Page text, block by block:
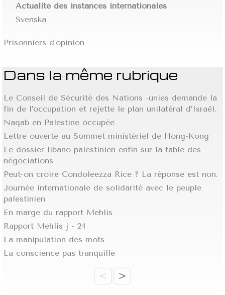
Actualité des instances internationales
Svenska
Prisonniers d’opinion
Dans la même rubrique
Le Conseil de Sécurité des Nations -unies demande la
fin de l’occupation et rejette le plan unilatéral d’Israël.
Naqab en Palestine occupée
Lettre ouverte au Sommet ministériel de Hong-Kong
Le dossier libano-palestinien enfin sur la table des
négociations
Peut-on croire Condoleezza Rice ? La réponse est non.
Journée internationale de solidarité avec le peuple
palestinien
En marge du rapport Mehlis
Rapport Mehlis j - 24
La manipulation des mots
La conscience pas tranquille
< >